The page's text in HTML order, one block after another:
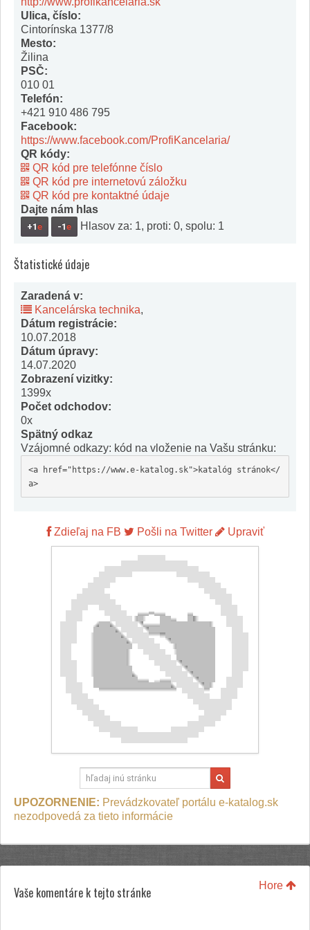
Ulica, číslo:
Cintorínska 1377/8
Mesto:
Žilina
PSČ:
010 01
Telefón:
+421 910 486 795
Facebook:
https://www.facebook.com/ProfiKancelaria/
QR kódy:
QR kód pre telefónne číslo
QR kód pre internetovú záložku
QR kód pre kontaktné údaje
Dajte nám hlas
+1e -1e Hlasov za: 1, proti: 0, spolu: 1
Štatistické údaje
Zaradená v:
Kancelárska technika,
Dátum registrácie:
10.07.2018
Dátum úpravy:
14.07.2020
Zobrazení vizitky:
1399x
Počet odchodov:
0x
Spätný odkaz
Vzájomné odkazy: kód na vloženie na Vašu stránku:
<a href="https://www.e-katalog.sk">katalóg stránok</
a>
Zdieľaj na FB Pošli na Twitter Upraviť
UPOZORNENIE: Prevádzkovateľ portálu e-katalog.sk
nezodpovedá za tieto informácie
Hore
Vaše komentáre k tejto stránke